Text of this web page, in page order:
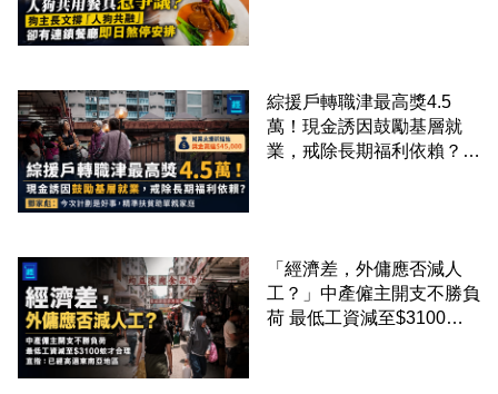
綜援戶轉職津最高獎4.5
萬！現金誘因鼓勵基層就
業，戒除長期福利依賴？鄧
「經濟差，外傭應否減人
工？」中產僱主開支不勝負
荷 最低工資減至$3100蚊